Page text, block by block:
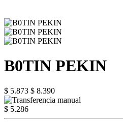
B0TIN PEKIN
$ 5.873 $ 8.390
$ 5.286